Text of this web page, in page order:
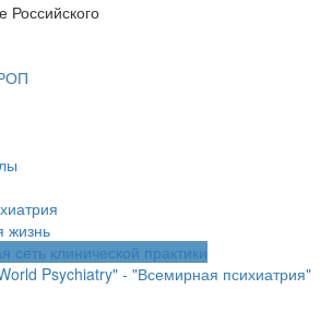
Российского
жизнь
сеть клинической практики
Psychiatry" - "Всемирная психиатрия"